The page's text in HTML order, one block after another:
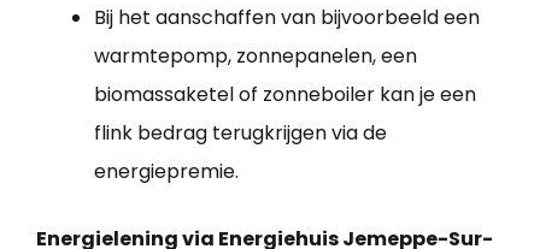
Bij het aanschaffen van bijvoorbeeld een
warmtepomp, zonnepanelen, een
biomassaketel of zonneboiler kan je een
flink bedrag terugkrijgen via de
energiepremie.
Energielening via Energiehuis Jemeppe-Sur-